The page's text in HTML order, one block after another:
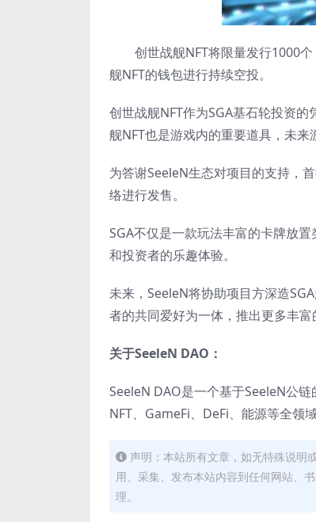
创世战舰NFT将限量发行1000个
舰NFT的钱包进行持续空投。
创世战舰NFT作为SGA基石轮投资
舰NFT也是游戏内的重要道具，未来
为答谢SeeleN生态对项目的支持，
络进行发售。
SGA不仅是一款玩法丰富的卡牌放
和投资者的乐趣体验。
未来，SeeleN将协助项目方深造
者的共同爱好为一体，推出更多丰富
关于SeeleN DAO：
SeeleN DAO是一个基于SeeleN公
NFT、GameFi、DeFi、能源等全领
声明：本站所有文章，如无特殊说明
用、采集、发布本站内容到任何网站、
理。